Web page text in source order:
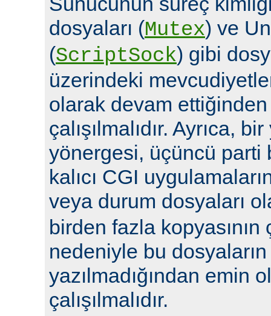
dosyaları (Mutex) ve
(ScriptSock) gibi
üzerindeki
olarak devam
çalışılmalıdır. Ayrıca,
yönergesi, üçüncü parti
kalıcı CGI
veya durum dosyaları
birden fazla kopyasının
nedeniyle bu
yazılmadığından emin
çalışılmalıdır.